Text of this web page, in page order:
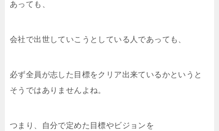
あっても、
会社で出世していこうとしている人であっても、
必ず全員が志した目標をクリア出来ているかというと
そうではありませんよね。
つまり、自分で定めた目標やビジョンを